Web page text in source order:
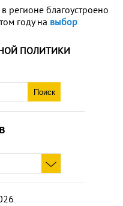
регионе благоустроено
году на выбор
ПОЛИТИКИ